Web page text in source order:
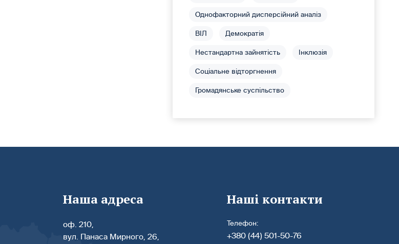
Однофакторний дисперсійний аналіз
ВІЛ Демократія
Нестандартна зайнятість Інклюзія
Соціальне відторгнення
Громадянське суспільство
Наша адреса
оф. 210,
вул. Панаса Мирного, 26,
Наші контакти
Телефон:
+380 (44) 501-50-76